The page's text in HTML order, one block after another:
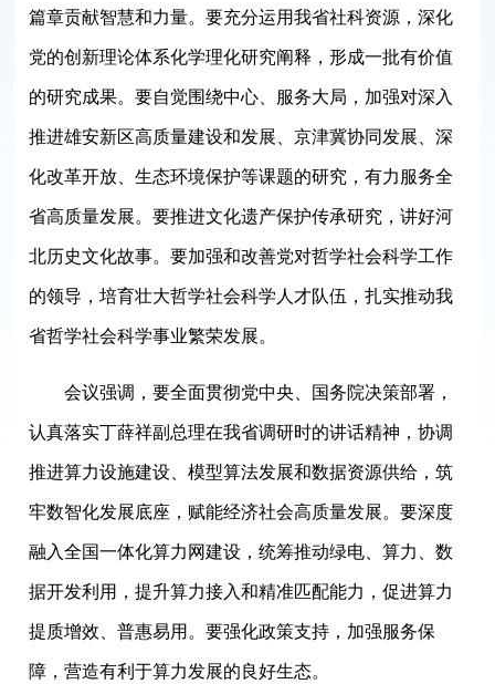
篇章贡献智慧和力量。要充分运用我省社科资源，深化
党的创新理论体系化学理化研究阐释，形成一批有价值
的研究成果。要自觉围绕中心、服务大局，加强对深入
推进雄安新区高质量建设和发展、京津冀协同发展、深
化改革开放、生态环境保护等课题的研究，有力服务全
省高质量发展。要推进文化遗产保护传承研究，讲好河
北历史文化故事。要加强和改善党对哲学社会科学工作
的领导，培育壮大哲学社会科学人才队伍，扎实推动我
省哲学社会科学事业繁荣发展。
会议强调，要全面贯彻党中央、国务院决策部署，
认真落实丁薛祥副总理在我省调研时的讲话精神，协调
推进算力设施建设、模型算法发展和数据资源供给，筑
牢数智化发展底座，赋能经济社会高质量发展。要深度
融入全国一体化算力网建设，统筹推动绿电、算力、数
据开发利用，提升算力接入和精准匹配能力，促进算力
提质增效、普惠易用。要强化政策支持，加强服务保
障，营造有利于算力发展的良好生态。